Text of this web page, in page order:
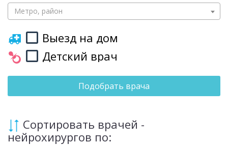
Метро, район
Выезд на дом
Детский врач
Подобрать врача
Сортировать врачей -
нейрохирургов по: